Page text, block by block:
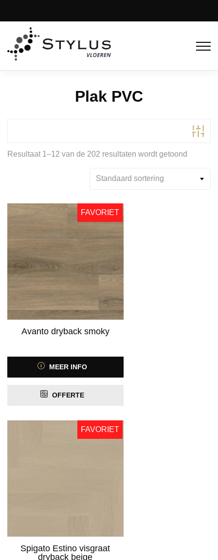
Plak PVC
Productcategorieën
Product Kleur
Product Kleurfamilie
Product Kleurspectrum
Product Antislip
Resultaat 1–12 van de 202 resultaten wordt getoond
FAVORIET
Avanto dryback smoky
MEER INFO
OFFERTE
FAVORIET
Spigato Estino visgraat
dryback beige